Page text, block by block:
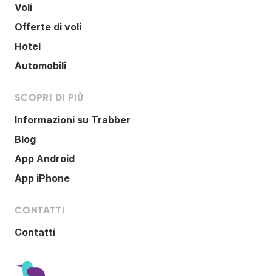
Voli
Offerte di voli
Hotel
Automobili
SCOPRI DI PIÙ
Informazioni su Trabber
Blog
App Android
App iPhone
CONTATTI
Contatti